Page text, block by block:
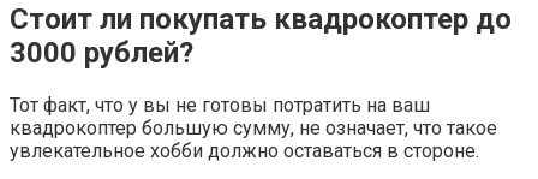
Стоит ли покупать квадрокоптер до
3000 рублей?
Тот факт, что у вы не готовы потратить на ваш
квадрокоптер большую сумму, не означает, что такое
увлекательное хобби должно оставаться в стороне.